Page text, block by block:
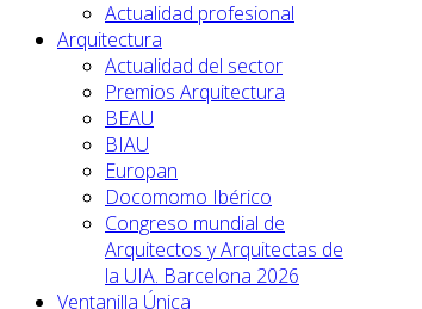
Actualidad profesional
Arquitectura
Actualidad del sector
Premios Arquitectura
BEAU
BIAU
Europan
Docomomo Ibérico
Congreso mundial de
Arquitectos y Arquitectas de
la UIA. Barcelona 2026
Ventanilla Única